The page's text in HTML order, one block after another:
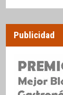
Publicidad